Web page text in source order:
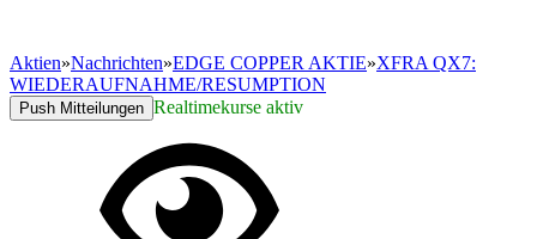
Aktien»Nachrichten»EDGE COPPER AKTIE»XFRA QX7:
WIEDERAUFNAHME/RESUMPTION
Push Mitteilungen Realtimekurse aktiv